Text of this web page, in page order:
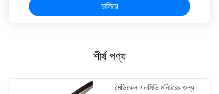
চালিয়ে
শীর্ষ পণ্য
মেডিকেল এলসিডি মনিটরের জন্য